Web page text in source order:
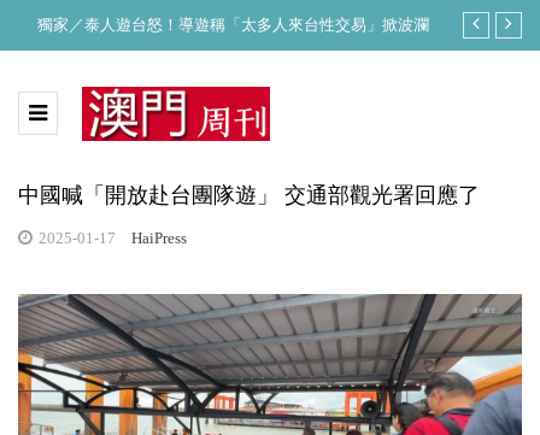
獨家／泰人遊台怒！導遊稱「太多人來台性交易」掀波瀾 白海豚不排
中國喊「開放赴台團隊遊」 交通部觀光署回應了
2025-01-17 HaiPress